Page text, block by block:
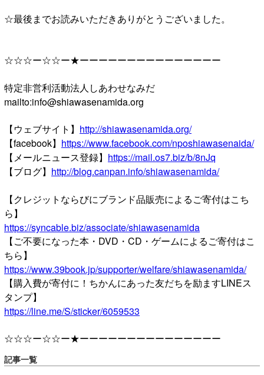
☆最後までお読みいただきありがとうございました。
☆☆☆ー☆☆ー★ーーーーーーーーーーーーーーー
特定非営利活動法人しあわせなみだ
mailto:info@shiawasenamida.org
【ウェブサイト】 http://shiawasenamida.org/
【facebook】 https://www.facebook.com/nposhiawasenaida/
【メールニュース登録】 https://mail.os7.biz/b/8nJq
【ブログ】 http://blog.canpan.info/shiawasenamida/
【クレジットならびにブランド品販売によるご寄付はこち
ら】
https://syncable.biz/associate/shiawasenamida
【ご不要になった本・DVD・CD・ゲームによるご寄付はこ
ちら】
https://www.39book.jp/supporter/welfare/shiawasenamida/
【購入費が寄付に！ちかんにあった友だちを励ますLINEス
タンプ】
https://line.me/S/sticker/6059533
☆☆☆ー☆☆ー★ーーーーーーーーーーーーーーー
記事一覧